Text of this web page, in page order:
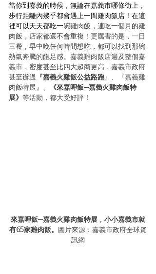
當你到嘉義的時候，無論在嘉義市哪條街上，
步行距離內幾乎都會遇上一間雞肉飯店！在這
裡可以天天都吃一碗雞肉飯，連吃一個月的雞
肉飯，店家都還不會重複！更厲害的是，一日
三餐，早中晚任何時間想吃，都可以找到那碗
熱氣奔騰的飽足感。嘉義雞肉飯店遍及整個嘉
義市，密度甚至比四大超商更高，嘉義市政府
甚至辦過 『嘉義火雞飯公益路跑』、『嘉義雞
肉飯特展』、
《來嘉呷飯─嘉義火雞肉飯特
展》 等活動，都大受好評！
來嘉呷飯─嘉義火雞肉飯特展 ， 小小嘉義市就
有65家雞肉飯。 圖片來源：嘉義市政府全球資
訊網